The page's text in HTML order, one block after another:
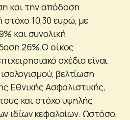
και την απόδοση
στόχο 10,30 ευρώ, με
και συνολική
26%.Ο οίκος
σχέδιο είναι
βελτίωση
Εθνικής Ασφαλιστικής,
και στόχο υψηλής
ιδίων κεφαλαίων. Ωστόσο,